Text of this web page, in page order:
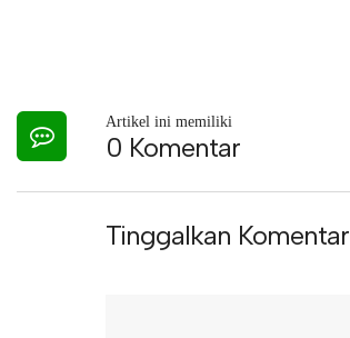
Artikel ini memiliki
0 Komentar
Tinggalkan Komentar